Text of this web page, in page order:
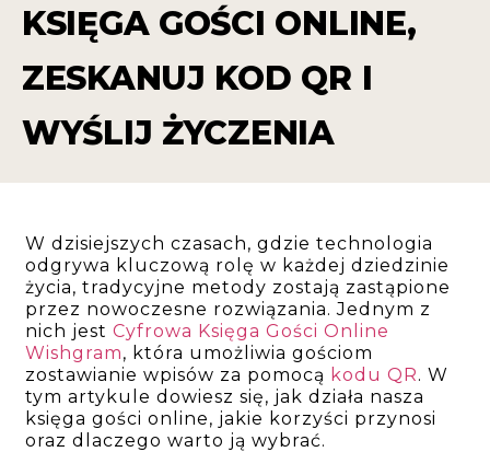
KSIĘGA GOŚCI ONLINE,
ZESKANUJ KOD QR I
WYŚLIJ ŻYCZENIA
W dzisiejszych czasach, gdzie technologia
odgrywa kluczową rolę w każdej dziedzinie
życia, tradycyjne metody zostają zastąpione
przez nowoczesne rozwiązania. Jednym z
nich jestCyfrowa Księga Gości Online
Wishgram, która umożliwia gościom
zostawianie wpisów za pomocą kodu QR. W
tym artykule dowiesz się, jak działa nasza
księga gości online, jakie korzyści przynosi
oraz dlaczego warto ją wybrać.